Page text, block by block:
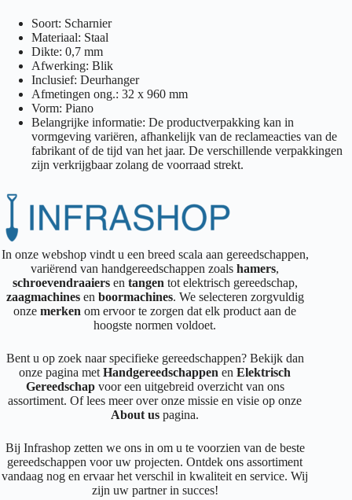
Soort: Scharnier
Materiaal: Staal
Dikte: 0,7 mm
Afwerking: Blik
Inclusief: Deurhanger
Afmetingen ong.: 32 x 960 mm
Vorm: Piano
Belangrijke informatie: De productverpakking kan in
vormgeving variëren, afhankelijk van de reclameacties van de
fabrikant of de tijd van het jaar. De verschillende verpakkingen
zijn verkrijgbaar zolang de voorraad strekt.
In onze webshop vindt u een breed scala aan gereedschappen,
variërend van handgereedschappen zoalshamers,
schroevendraaiersen tangen tot elektrisch gereedschap,
zaagmachines en boormachines. We selecteren zorgvuldig
onzemerkenom ervoor te zorgen dat elk product aan de
hoogste normen voldoet.
Bent u op zoek naar specifieke gereedschappen? Bekijk dan
onze pagina metHandgereedschappen enElektrisch
Gereedschapvoor een uitgebreid overzicht van ons
assortiment. Of lees meer over onze missie en visie op onze
About us pagina.
Bij Infrashop zetten we ons in om u te voorzien van de beste
gereedschappen voor uw projecten. Ontdek ons assortiment
vandaag nog en ervaar het verschil in kwaliteit en service. Wij
zijn uw partner in succes!